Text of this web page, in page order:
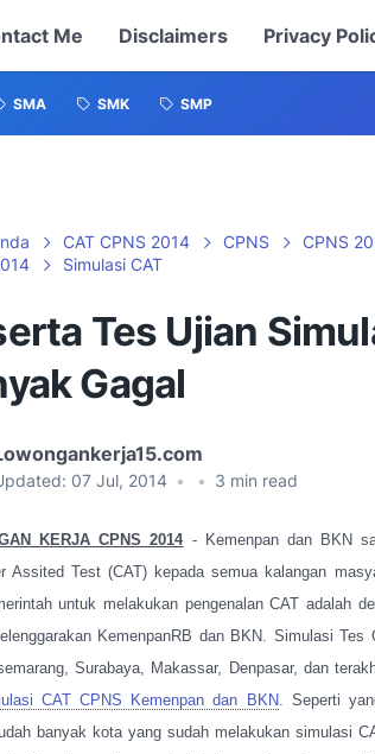
Me Disclaimers Privacy
SMA SMK SMP
CAT CPNS 2014 CPNS CPNS
Simulasi CAT
Tes Ujian
Gagal
07 Jul, 2014 • • 3 min read
KERJA CPNS 2014- Kemenpan dan BKN
Assited Test (CAT) kepada semua kalangan
untuk melakukan pengenalan CAT adalah
KemenpanRB dan BKN. Simulasi
Surabaya, Makassar, Denpasar, dan
CAT CPNS Kemenpan dan BKN. Seperti
banyak kota yang sudah melakukan simulasi